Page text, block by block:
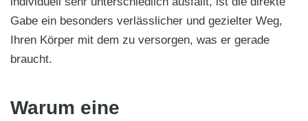
Gabe ein besonders verlässlicher und gezielter Weg,
Ihren Körper mit dem zu versorgen, was er gerade
braucht.
Warum eine